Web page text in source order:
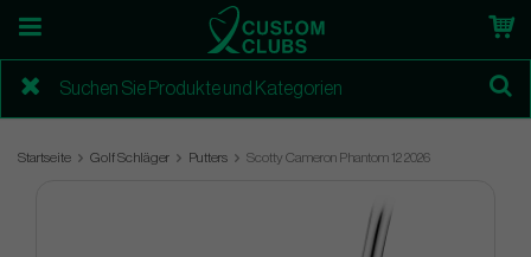
Startseite Golf Schläger Putters Scotty Cameron Phantom 12 2026